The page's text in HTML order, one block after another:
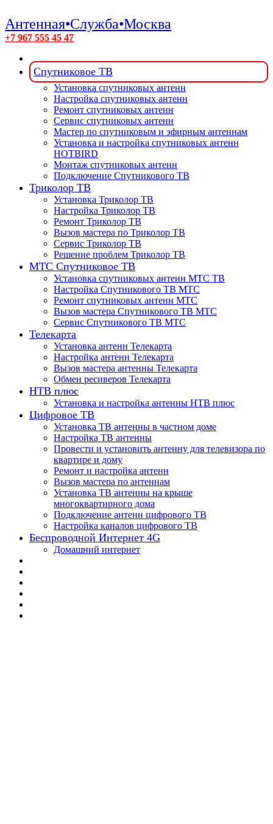
Антенная•Служба•Москва
+7 967 555 45 47
Спутниковое ТВ
Установка спутниковых антенн
Настройка спутниковых антенн
Ремонт спутниковых антенн
Сервис спутниковых антенн
Мастер по спутниковым и эфирным антеннам
Установка и настройка спутниковых антенн
HOTBIRD
Монтаж спутниковых антенн
Подключение Спутникового ТВ
Триколор ТВ
Установка Триколор ТВ
Настройка Триколор ТВ
Ремонт Триколор ТВ
Вызов мастера по Триколор ТВ
Сервис Триколор ТВ
Решение проблем Триколор ТВ
МТС Спутниковое ТВ
Установка спутниковых антенн МТС ТВ
Настройка Спутникового ТВ МТС
Ремонт спутниковых антенн МТС
Вызов мастера Спутникового ТВ МТС
Сервис Спутникового ТВ МТС
Телекарта
Установка антенн Телекарта
Настройка антенн Телекарта
Вызов мастера антенны Телекарта
Обмен ресиверов Телекарта
НТВ плюс
Установка и настройка антенны НТВ плюс
Цифровое ТВ
Установка ТВ антенны в частном доме
Настройка ТВ антенны
Провести и установить антенну для телевизора по
квартире и дому
Ремонт и настройка антенн
Вызов мастера по антеннам
Установка ТВ антенны на крыше
многоквартирного дома
Подключение антенн цифрового ТВ
Настройка каналов цифрового ТВ
Беспроводной Интернет 4G
Домашний интернет